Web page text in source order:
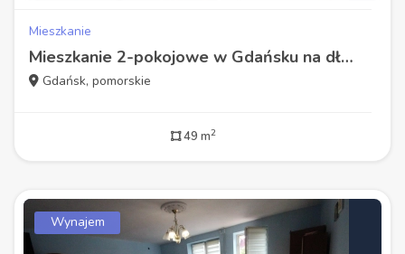
Mieszkanie
Mieszkanie 2-pokojowe w Gdańsku na dłuższy okres czasu.
Gdańsk, pomorskie
49 m2
Wynajem